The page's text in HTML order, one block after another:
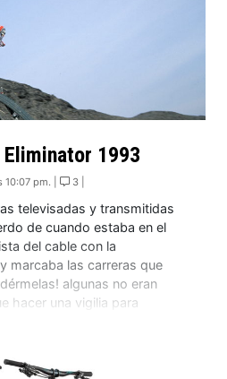
1993
10:07 pm. | 3 |
televisadas y transmitidas
de cuando estaba en el
del cable con la
marcaba las carreras que
algunas no eran
hacer una vigilia para